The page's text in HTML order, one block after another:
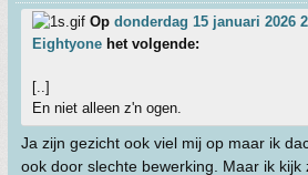
Op donderdag 15 januari 2026
Eightyone het volgende:
[..]
En niet alleen z'n ogen.
Ja zijn gezicht ook viel mij op maar ik
ook door slechte bewerking. Maar ik kijk